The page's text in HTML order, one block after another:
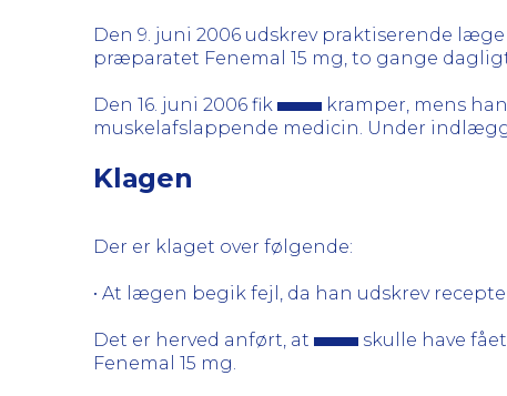
Den 9. juni 2006 udskrev praktiserende læge
præparatet Fenemal 15 mg, to gange
Den 16. juni 2006 fik
kramper, mens
muskelafslappende medicin. Under
Klagen
Der er klaget over følgende:
• At lægen begik fejl, da han udskrev
Det er herved anført, at
skulle have
Fenemal 15 mg.